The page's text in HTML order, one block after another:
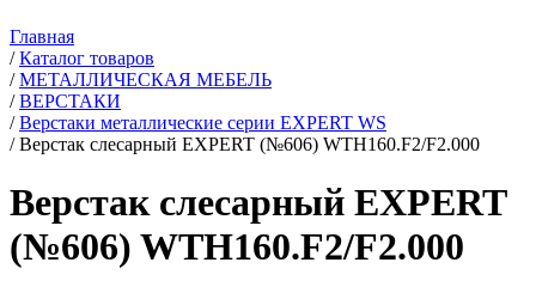
Главная
/ Каталог товаров
/ МЕТАЛЛИЧЕСКАЯ МЕБЕЛЬ
/ ВЕРСТАКИ
/ Верстаки металлические серии EXPERT WS
/ Верстак слесарный EXPERT (№606) WTH160.F2/F2.000
Верстак слесарный EXPERT
(№606) WTH160.F2/F2.000